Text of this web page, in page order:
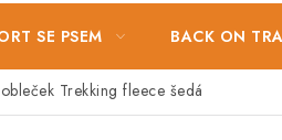
SE PSEM BACK ON
Trekking fleece šedá